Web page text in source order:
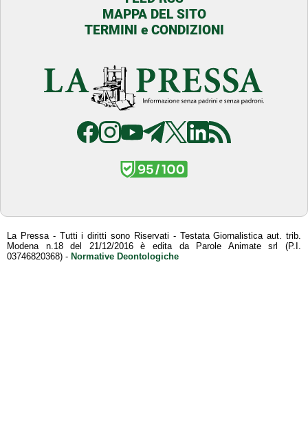
MAPPA DEL SITO
TERMINI e CONDIZIONI
La Pressa - Tutti i diritti sono Riservati - Testata Giornalistica aut. trib.
Modena n.18 del 21/12/2016 è edita da Parole Animate srl (P.I.
03746820368) - Normative Deontologiche